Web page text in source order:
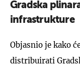
Gradska
infrastrukture
Objasnio je kako
distribuirati